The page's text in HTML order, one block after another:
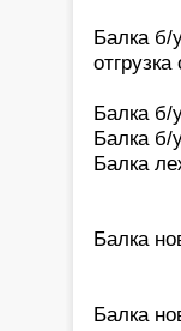
Балка б/
Балка б/
Балка
Балка
Балка
Балка